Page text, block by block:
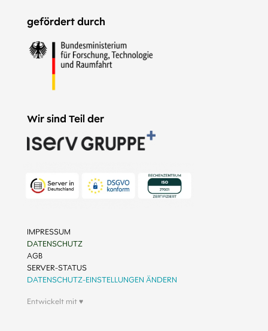
gefördert durch
Wir sind Teil der
IMPRESSUM
DATENSCHUTZ
AGB
SERVER-STATUS
DATENSCHUTZ-EINSTELLUNGEN ÄNDERN
Entwickelt mit ♥︎